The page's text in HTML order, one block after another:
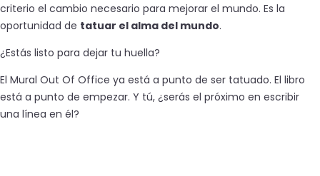
criterio el cambio necesario para mejorar el mundo. Es la
oportunidad de tatuar el alma del mundo.
¿Estás listo para dejar tu huella?
El Mural Out Of Office ya está a punto de ser tatuado. El libro
está a punto de empezar. Y tú, ¿serás el próximo en escribir
una línea en él?